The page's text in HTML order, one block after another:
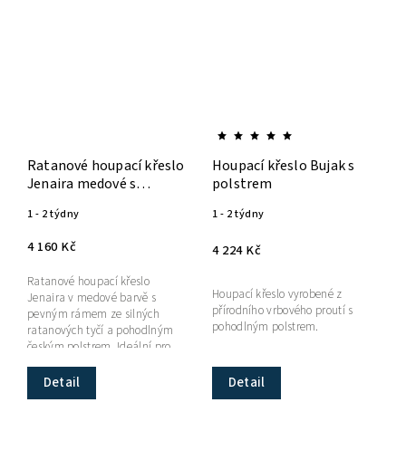
Ratanové houpací křeslo
Jenaira medové s
1 - 2 týdny
4 160 Kč
Detail
Ratanové houpací křeslo
Jenaira v medové barvě s
pevným rámem ze silných
ratanových tyčí a pohodlným
českým polstrem. Ideální pro
relaxaci v interiéru i na kryté
terase.
Houpací křeslo Bujak s
polstrem
1 - 2 týdny
4 224 Kč
Detail
Houpací křeslo vyrobené z
přírodního vrbového proutí s
pohodlným polstrem.